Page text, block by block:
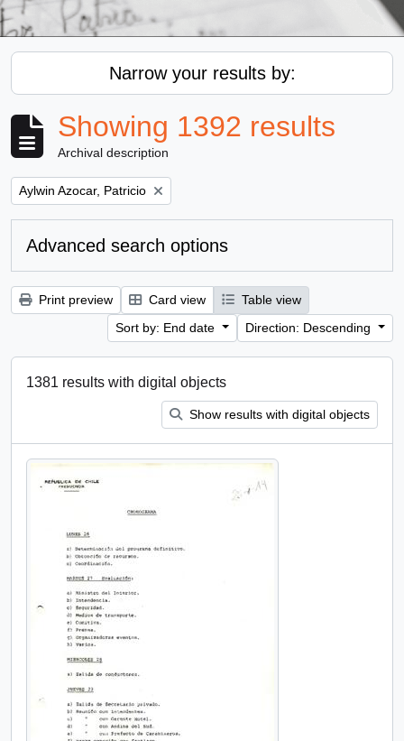
Narrow your results by:
Showing 1392 results
Archival description
Remove filter:
Aylwin Azocar, Patricio
Advanced search options
Print preview Card view
Table view
Sort by: End date
Direction: Descending
1381 results with digital objects
Show results with digital objects